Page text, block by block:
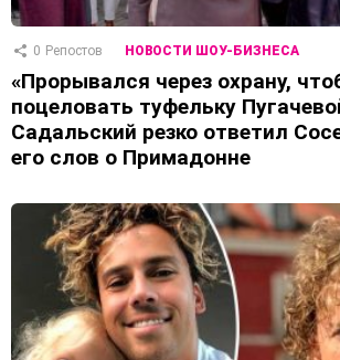
0 Репостов НОВОСТИ ШОУ-БИЗНЕСА
«Прорывался через охрану,
поцеловать туфельку
Садальский резко ответил
его слов о Примадонне